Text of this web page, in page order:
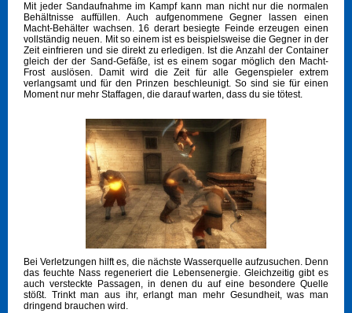
Mit jeder Sandaufnahme im Kampf kann man nicht nur die normalen
Behältnisse auffüllen. Auch aufgenommene Gegner lassen einen
Macht-Behälter wachsen. 16 derart besiegte Feinde erzeugen einen
vollständig neuen. Mit so einem ist es beispielsweise die Gegner in der
Zeit einfrieren und sie direkt zu erledigen. Ist die Anzahl der Container
gleich der der Sand-Gefäße, ist es einem sogar möglich den Macht-
Frost auslösen. Damit wird die Zeit für alle Gegenspieler extrem
verlangsamt und für den Prinzen beschleunigt. So sind sie für einen
Moment nur mehr Staffagen, die darauf warten, dass du sie tötest.
Bei Verletzungen hilft es, die nächste Wasserquelle aufzusuchen. Denn
das feuchte Nass regeneriert die Lebensenergie. Gleichzeitig gibt es
auch versteckte Passagen, in denen du auf eine besondere Quelle
stößt. Trinkt man aus ihr, erlangt man mehr Gesundheit, was man
dringend brauchen wird.